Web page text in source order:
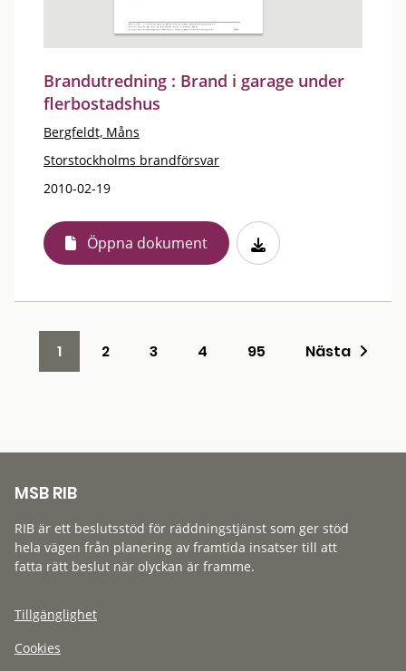
Brandutredning : Brand i garage under
flerbostadshus
Bergfeldt, Måns
Storstockholms brandförsvar
2010-02-19
Öppna dokument
1 2 3 4 95 Nästa
MSB RIB
RIB är ett beslutsstöd för räddningstjänst som ger stöd
hela vägen från planering av framtida insatser till att
fatta rätt beslut när olyckan är framme.
Tillgänglighet
Cookies